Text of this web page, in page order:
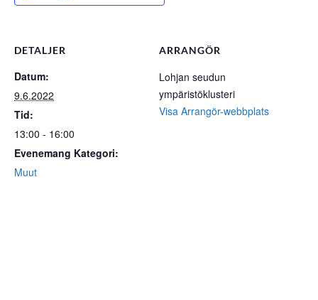
DETALJER
Datum:
9.6.2022
Tid:
13:00 - 16:00
Evenemang Kategori:
Muut
ARRANGÖR
Lohjan seudun
ympäristöklusteri
Visa Arrangör-webbplats